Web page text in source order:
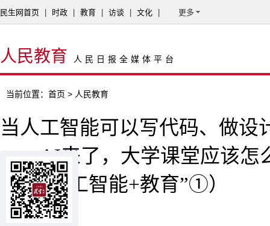
民生网首页 时政 教育 访谈 文化 更多
人民教育 人民日报全媒体平台
当前位置： 首页 > 人民教育
当人工智能可以写代码、做设
——AI来了，大学课堂应该怎
探访“人工智能+教育”①）
吴 月